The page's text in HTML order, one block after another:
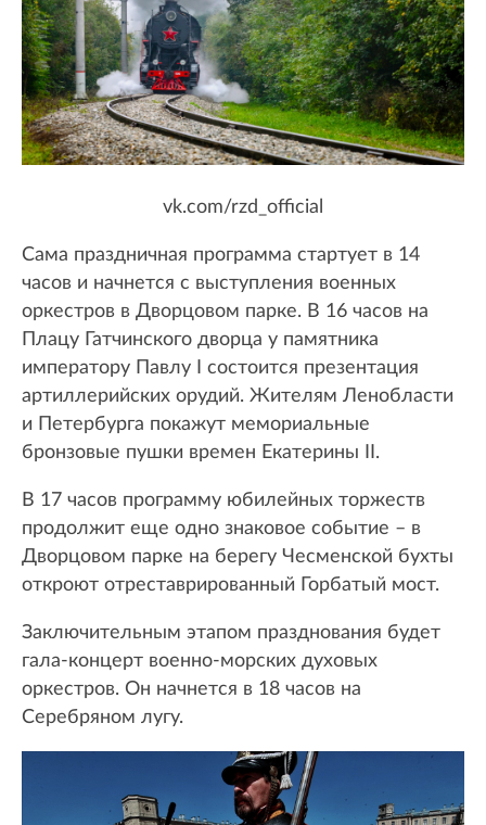
vk.com/rzd_official
Сама праздничная программа стартует в 14
часов и начнется с выступления военных
оркестров в Дворцовом парке. В 16 часов на
Плацу Гатчинского дворца у памятника
императору Павлу I состоится презентация
артиллерийских орудий. Жителям Ленобласти
и Петербурга покажут мемориальные
бронзовые пушки времен Екатерины II.
В 17 часов программу юбилейных торжеств
продолжит еще одно знаковое событие – в
Дворцовом парке на берегу Чесменской бухты
откроют отреставрированный Горбатый мост.
Заключительным этапом празднования будет
гала-концерт военно-морских духовых
оркестров. Он начнется в 18 часов на
Серебряном лугу.